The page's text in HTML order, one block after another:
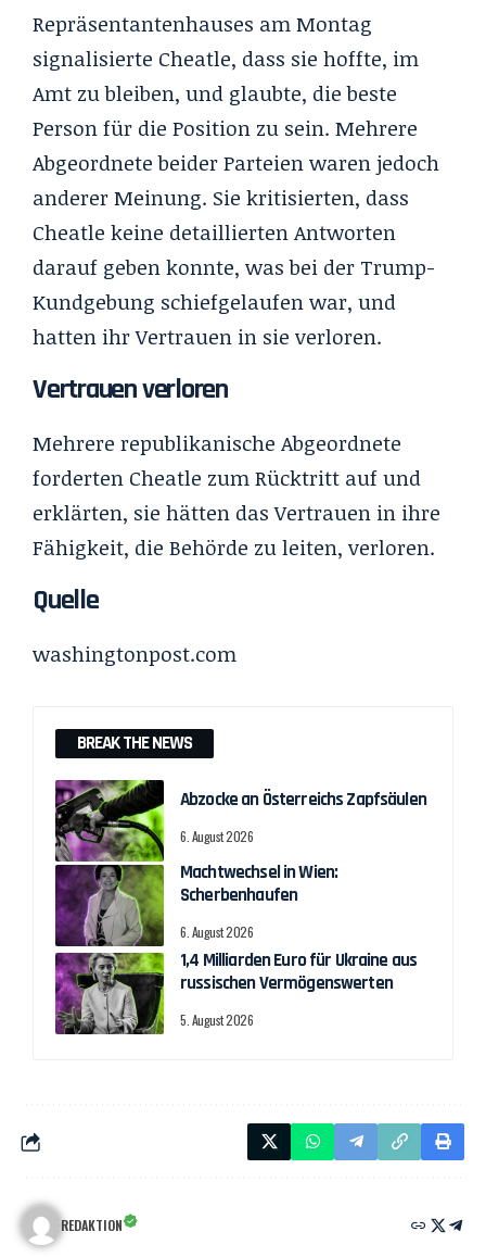
Repräsentantenhauses am Montag
signalisierte Cheatle, dass sie hoffte, im
Amt zu bleiben, und glaubte, die beste
Person für die Position zu sein. Mehrere
Abgeordnete beider Parteien waren jedoch
anderer Meinung. Sie kritisierten, dass
Cheatle keine detaillierten Antworten
darauf geben konnte, was bei der Trump-
Kundgebung schiefgelaufen war, und
hatten ihr Vertrauen in sie verloren.
Vertrauen verloren
Mehrere republikanische Abgeordnete
forderten Cheatle zum Rücktritt auf und
erklärten, sie hätten das Vertrauen in ihre
Fähigkeit, die Behörde zu leiten, verloren.
Quelle
washingtonpost.com
BREAK THE NEWS
Abzocke an Österreichs Zapfsäulen
6. August 2026
Machtwechsel in Wien:
Scherbenhaufen
6. August 2026
1,4 Milliarden Euro für Ukraine aus
russischen Vermögenswerten
5. August 2026
REDAKTION